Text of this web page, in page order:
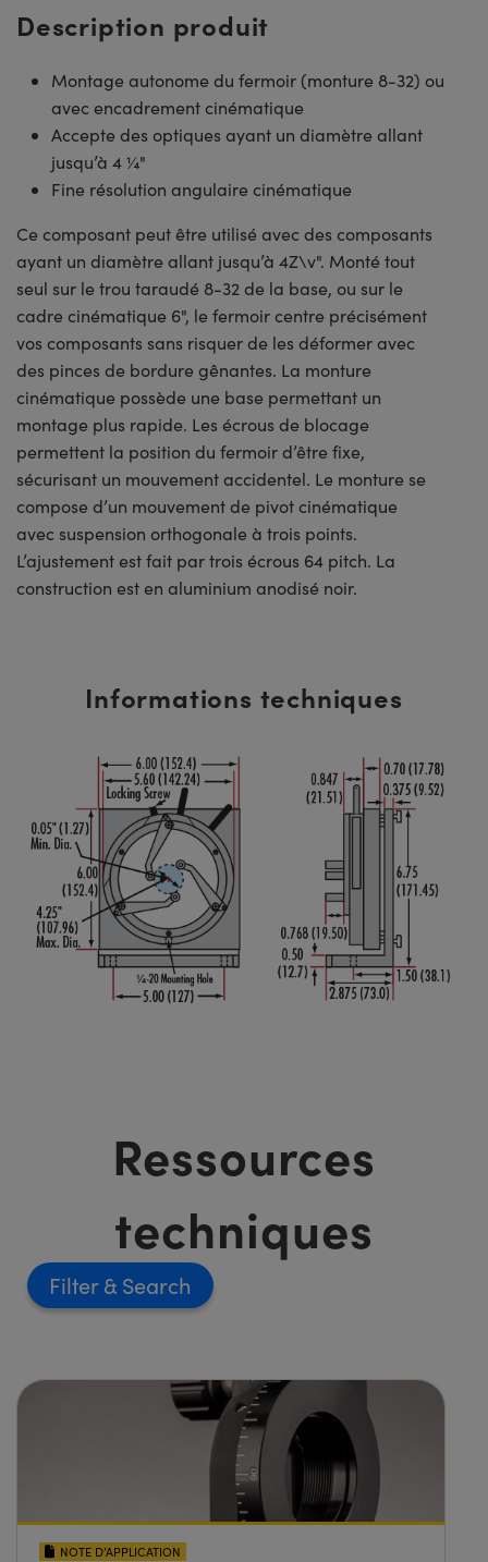
Description produit
Montage autonome du fermoir (monture 8-32) ou
avec encadrement cinématique
Accepte des optiques ayant un diamètre allant
jusqu’à 4 ¼"
Fine résolution angulaire cinématique
Ce composant peut être utilisé avec des composants
ayant un diamètre allant jusqu’à 4Z\v". Monté tout
seul sur le trou taraudé 8-32 de la base, ou sur le
cadre cinématique 6", le fermoir centre précisément
vos composants sans risquer de les déformer avec
des pinces de bordure gênantes. La monture
cinématique possède une base permettant un
montage plus rapide. Les écrous de blocage
permettent la position du fermoir d’être fixe,
sécurisant un mouvement accidentel. Le monture se
compose d’un mouvement de pivot cinématique
avec suspension orthogonale à trois points.
L’ajustement est fait par trois écrous 64 pitch. La
construction est en aluminium anodisé noir.
Informations techniques
Ressources
techniques
Filter
NOTE D’APPLICATION